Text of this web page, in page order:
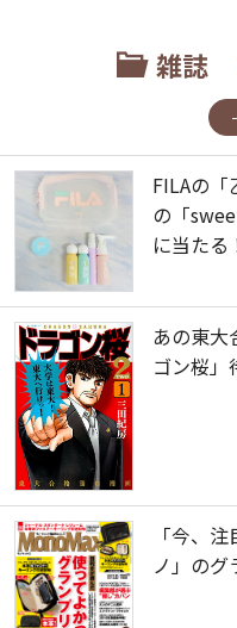
雑誌
FILAの
の「
に当たる
あの東大
ゴン桜」
「今、
ノ」のグ